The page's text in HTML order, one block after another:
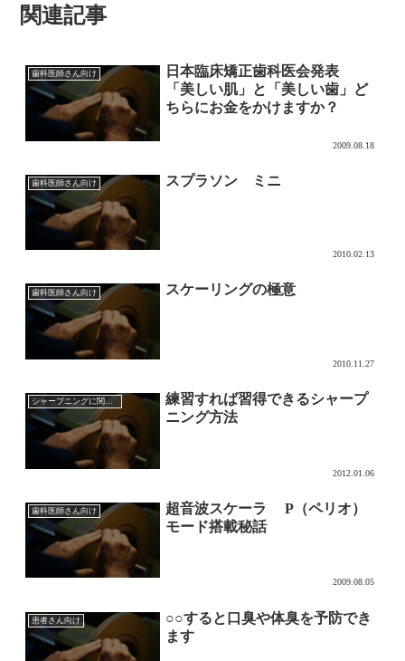
関連記事
歯科医師さん向け
日本臨床矯正歯科医会発表
「美しい肌」と「美しい歯」ど
ちらにお金をかけますか？
2009.08.18
歯科医師さん向け スプラソン ミニ
2010.02.13
歯科医師さん向け スケーリングの極意
2010.11.27
シャープニングに関して
練習すれば習得できるシャープ
ニング方法
2012.01.06
歯科医師さん向け
超音波スケーラ P（ペリオ）
モード搭載秘話
2009.08.05
患者さん向け
○○すると口臭や体臭を予防でき
ます